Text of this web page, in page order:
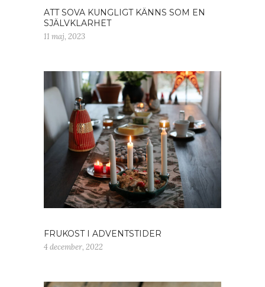
ATT SOVA KUNGLIGT KÄNNS SOM EN
SJÄLVKLARHET
11 maj, 2023
FRUKOST I ADVENTSTIDER
4 december, 2022